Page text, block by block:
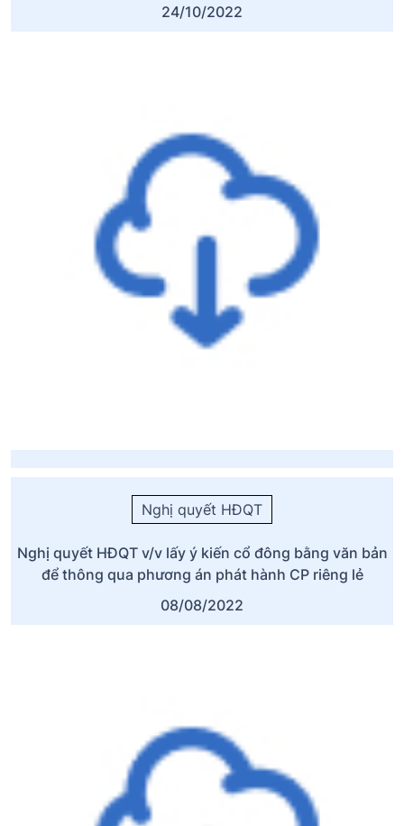
24/10/2022
Nghị quyết HĐQT
Nghị quyết HĐQT v/v lấy ý kiến cổ đông bằng văn bản
để thông qua phương án phát hành CP riêng lẻ
08/08/2022